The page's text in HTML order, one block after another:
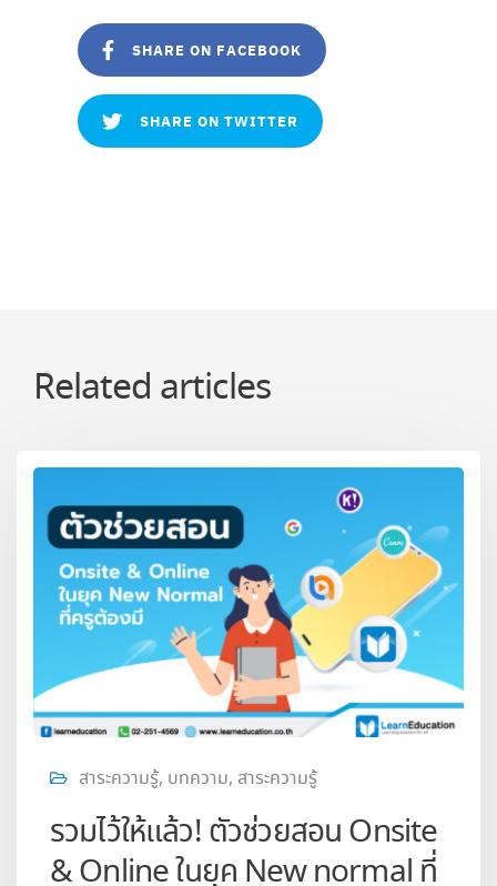
SHARE ON FACEBOOK
SHARE ON TWITTER
Related articles
สาระความรู้, บทความ, สาระความรู้
รวมไว้ให้แล้ว! ตัวช่วยสอน Onsite
& Online ในยุค New normal ที่